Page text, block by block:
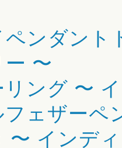
ペンダント
〜
リング 〜
フェザーペ
〜 インデ